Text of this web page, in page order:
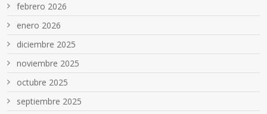
febrero 2026
enero 2026
diciembre 2025
noviembre 2025
octubre 2025
septiembre 2025